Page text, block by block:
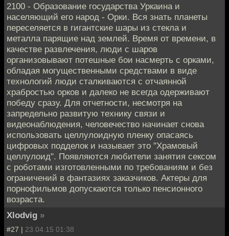
2100 - Образование государства Уркаина и
населяющий его народ - Орки. Вся знать планеты
переселяется в гигантские шары из стекла и
металла парящие над землей. Время от времени, в
качестве развлечения, люди с шаров
организовывают потешные бои насмерть с орками,
обладая могущественными средствами в виде
технологий люди сталкиваются с отчаянной
храбростью орков и далеко не всегда одерживают
победу сразу. Для отчетности, несмотря на
запредельно развитую технику связи и
видеонаблюдения, человечество начинает снова
использовать целлулоидную пленку опасаясь
цифровых подделок и называет это "Храмовый
целлулоид". Появляются любители занятия сексом
с роботами изготовленными по требованиям и без
ограничений в фантазиях заказчиков. Актеры для
порнофильмов допускаются только пенсионного
возраста.
Xlodvig »
#27 | 23.04.15 01:38